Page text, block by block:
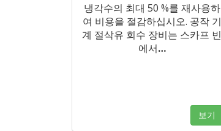
냉각수의 최대 50 %를 재사용하
여 비용을 절감하십시오. 공작 기
계 절삭유 회수 장비는 스카프 빈
에서…
보기